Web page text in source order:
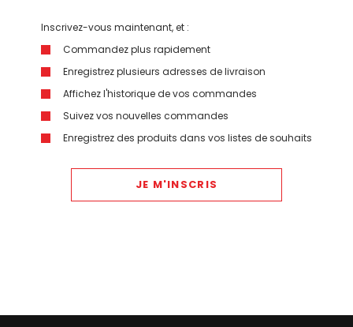
Inscrivez-vous maintenant, et :
Commandez plus rapidement
Enregistrez plusieurs adresses de livraison
Affichez l'historique de vos commandes
Suivez vos nouvelles commandes
Enregistrez des produits dans vos listes de souhaits
JE M'INSCRIS